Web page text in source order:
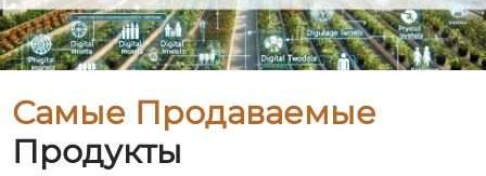
Самые Продаваемые
Продукты